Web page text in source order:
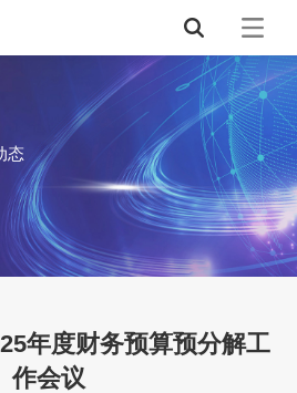
态
年度财务预算预分解工
作会议